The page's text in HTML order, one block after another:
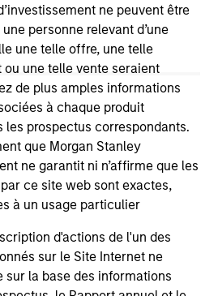
ne peuvent être
personne relevant d’une
une telle offre, une telle
une telle vente seraient
de plus amples informations
à chaque produit
les prospectus correspondants.
que Morgan Stanley
ne garantit ni n’affirme que les
ce site web sont exactes,
à un usage particulier
d'actions de l'un des
sur le Site Internet ne
sur la base des informations